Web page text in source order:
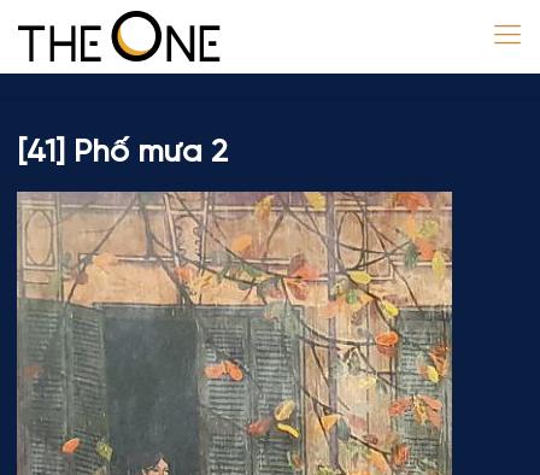
[41] Phố mưa 2